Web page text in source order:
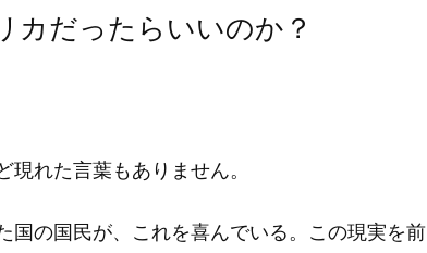
カだったらいいのか？
れた言葉もありません。
国の国民が、これを喜んでいる。この現実を前